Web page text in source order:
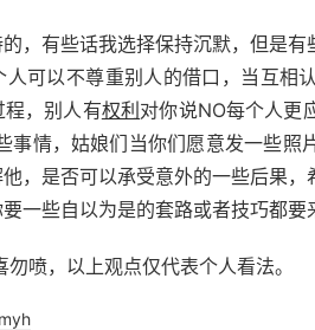
，有些话我选择保持沉默，但是
可以不尊重别人的借口，当互相
，别人有权利 对你说NO每个人更
事情，姑娘们当你们愿意发一些照
，是否可以承受意外的一些后果
一些自以为是的套路或者技巧都要
喷，以上观点仅代表个人看法。